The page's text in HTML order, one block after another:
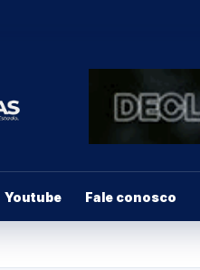
Youtube Fale conosco